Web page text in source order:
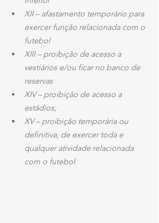
XII – afastamento temporário para
exercer função relacionada com o
futebol
XIII – proibição de acesso a
vestiários e/ou ficar no banco de
reservas
XIV – proibição de acesso a
estádios;
XV – proibição temporária ou
definitiva, de exercer toda e
qualquer atividade relacionada
com o futebol